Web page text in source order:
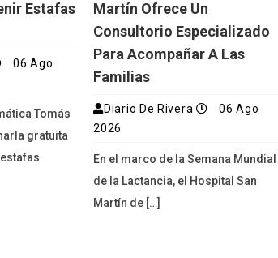
Estafas
06 Ago
Tomás
gratuita
Martín Ofrece Un
Consultorio Especializado
Para Acompañar A Las
Familias
Diario De Rivera
06 Ago
2026
En el marco de la Semana Mundial
de la Lactancia, el Hospital San
Martín de […]